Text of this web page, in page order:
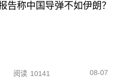
告称中国导弹不如伊朗？
阅读 10141 08-07